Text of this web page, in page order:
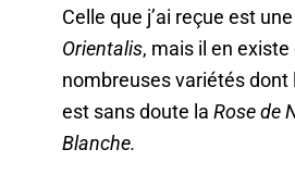
Celle que j’ai reçue est une
Orientalis, mais il en existe
nombreuses variétés dont
est sans doute la Rose de
Blanche.